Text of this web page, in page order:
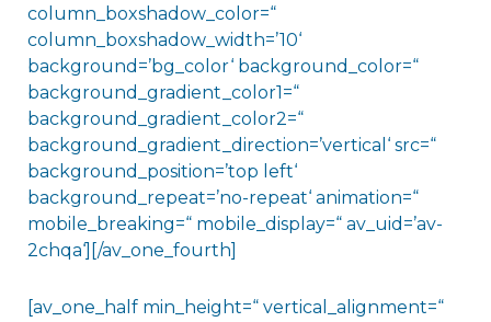
column_boxshadow_color=“
column_boxshadow_width=’10‘
background=’bg_color‘ background_color=“
background_gradient_color1=“
background_gradient_color2=“
background_gradient_direction=’vertical‘ src=“
background_position=’top left‘
background_repeat=’no-repeat‘ animation=“
mobile_breaking=“ mobile_display=“ av_uid=’av-
2chqa‘][/av_one_fourth]
[av_one_half min_height=“ vertical_alignment=“